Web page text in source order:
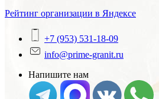
Рейтинг организации в Яндексе
+7 (953) 531-18-09
info@prime-granit.ru
Напишите нам